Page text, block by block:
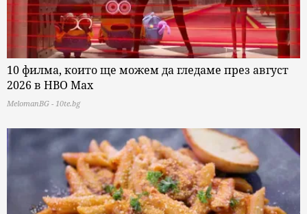
10 филма, които ще можем да гледаме през август
2026 в HBO Max
MelomanBG - 10te.bg